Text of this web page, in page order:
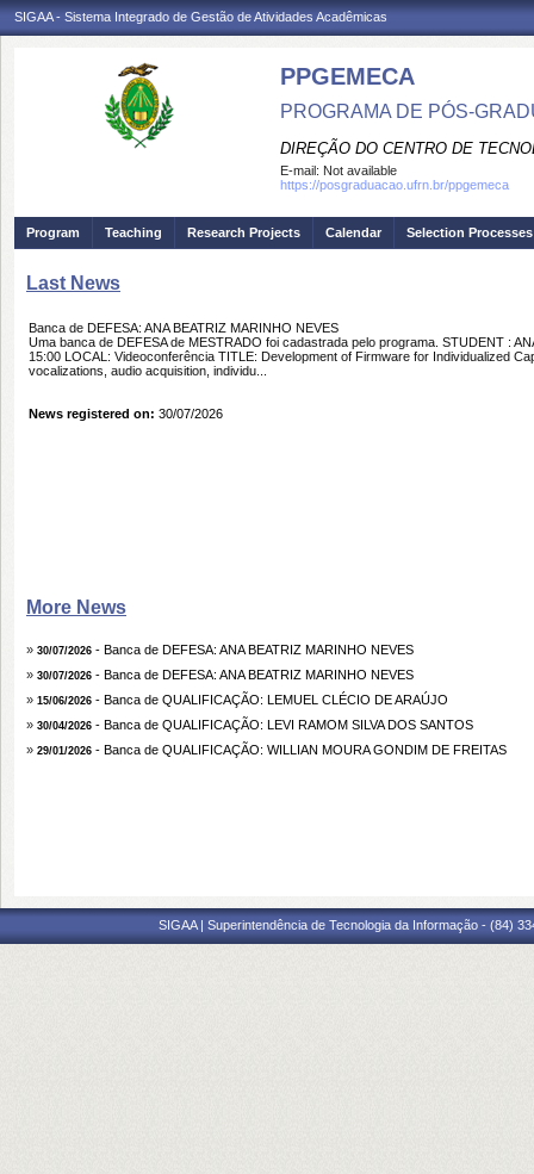
SIGAA - Sistema Integrado de Gestão de Atividades Acadêmicas
PPGEMECA
PROGRAMA DE PÓS-
DIREÇÃO DO CENTRO DE
E-mail: Not available
https://posgraduacao.ufrn.br/ppgemeca
Program Teaching Research Projects Calendar Selection Processes
Last News
Banca de DEFESA: ANA BEATRIZ MARINHO NEVES
Uma banca de DEFESA de MESTRADO foi cadastrada pelo programa. STUDENT :
15:00 LOCAL: Videoconferência TITLE: Development of Firmware for Individualized
vocalizations, audio acquisition, individu...
News registered on: 30/07/2026
More News
» 30/07/2026 - Banca de DEFESA: ANA BEATRIZ MARINHO NEVES
» 30/07/2026 - Banca de DEFESA: ANA BEATRIZ MARINHO NEVES
» 15/06/2026 - Banca de QUALIFICAÇÃO: LEMUEL CLÉCIO DE ARAÚJO
» 30/04/2026 - Banca de QUALIFICAÇÃO: LEVI RAMOM SILVA DOS SANTOS
» 29/01/2026 - Banca de QUALIFICAÇÃO: WILLIAN MOURA GONDIM DE FREITAS
SIGAA | Superintendência de Tecnologia da Informação - (84)